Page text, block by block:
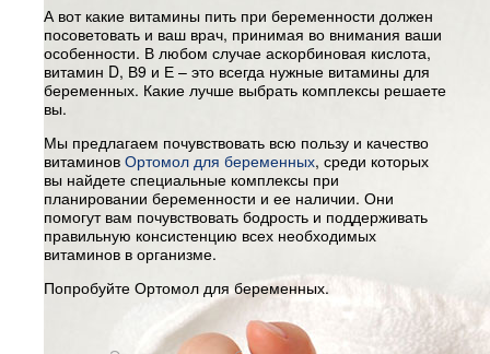
А вот какие витамины пить при беременности должен
посоветовать и ваш врач, принимая во внимания ваши
особенности. В любом случае аскорбиновая кислота,
витамин D, В9 и Е – это всегда нужные витамины для
беременных. Какие лучше выбрать комплексы решаете
вы.
Мы предлагаем почувствовать всю пользу и качество
витаминов Ортомол для беременных, среди которых
вы найдете специальные комплексы при
планировании беременности и ее наличии. Они
помогут вам почувствовать бодрость и поддерживать
правильную консистенцию всех необходимых
витаминов в организме.
Попробуйте Ортомол для беременных.